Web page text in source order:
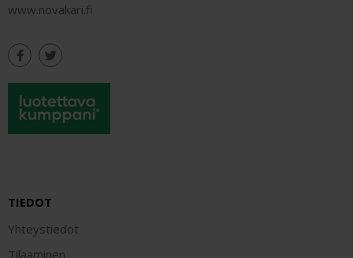
www.novakari.fi
TIEDOT
Yhteystiedot
Tilaaminen